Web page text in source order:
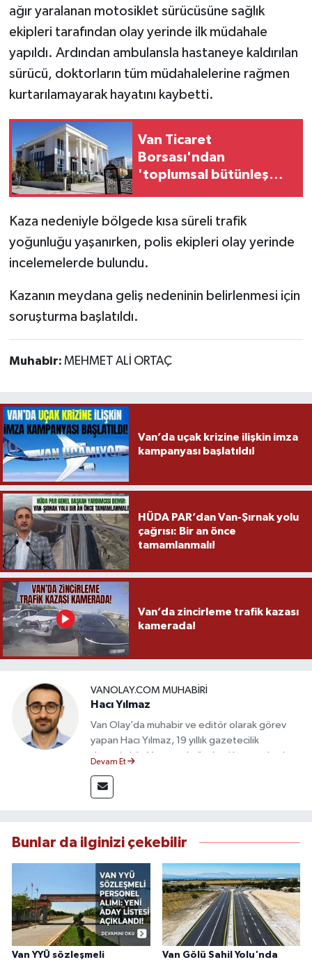
ağır yaralanan motosiklet sürücüsüne sağlık
ekipleri tarafından olay yerinde ilk müdahale
yapıldı. Ardından ambulansla hastaneye kaldırılan
sürücü, doktorların tüm müdahalelerine rağmen
kurtarılamayarak hayatını kaybetti.
Van Ticaret
Borsası'ndan
'toplumsal bütünleşme'
Kaza nedeniyle bölgede kısa süreli trafik
yoğunluğu yaşanırken, polis ekipleri olay yerinde
incelemelerde bulundu.
Kazanın meydana geliş nedeninin belirlenmesi için
soruşturma başlatıldı.
Muhabir: MEHMET ALİ ORTAÇ
Van’da uçak krizine ilişkin imza
kampanyası başlatıldı!
HÜDA PAR’dan Van-Şırnak yolu
çağrısı: Bir an önce
tamamlanmalı!
Van’da zincirleme trafik kazası
kamerada!
VANOLAY.COM MUHABIRI
Hacı Yılmaz
Van Olay’da muhabir ve editör olarak görev
yapan Hacı Yılmaz, 19 yıllık gazetecilik
deneyimiyle Van yerel gündemi başta olmak
takip etmektedir. Editoryal sürece katkı sunan
Yılmaz, tarafsızlık, doğruluk ve etik ilkeler
bilgilendirmektedir.
Devam Et
Bunlar da ilginizi çekebilir
Van YYÜ sözleşmeli
Van Gölü Sahil Yolu'nda